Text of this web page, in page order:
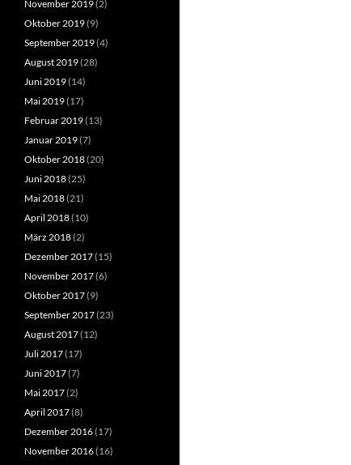
November 2019(2)
Oktober 2019(9)
September 2019(4)
August 2019(28)
Juni 2019(14)
Mai 2019(17)
Februar 2019(13)
Januar 2019(7)
Oktober 2018(20)
Juni 2018(25)
Mai 2018(21)
April 2018(10)
März 2018(2)
Dezember 2017(15)
November 2017(6)
Oktober 2017(9)
September 2017(23)
August 2017(12)
Juli 2017(17)
Juni 2017(7)
Mai 2017(2)
April 2017(8)
Dezember 2016(17)
November 2016(16)